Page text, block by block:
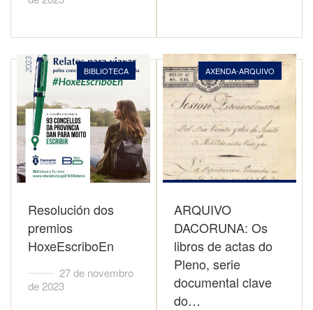
BIBLIOTECA
Resolución dos
premios
HoxeEscriboEn
27 de novembro
de 2023
AXENDA-ARQUIVO
ARQUIVO
DACORUNA: Os
libros de actas do
Pleno, serie
documental clave
do…